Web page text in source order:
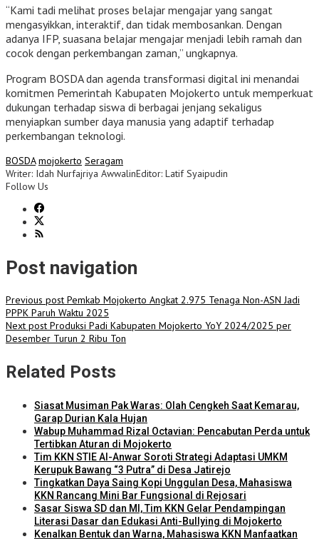
“Kami tadi melihat proses belajar mengajar yang sangat
mengasyikkan, interaktif, dan tidak membosankan. Dengan
adanya IFP, suasana belajar mengajar menjadi lebih ramah dan
cocok dengan perkembangan zaman,” ungkapnya.
Program BOSDA dan agenda transformasi digital ini menandai
komitmen Pemerintah Kabupaten Mojokerto untuk memperkuat
dukungan terhadap siswa di berbagai jenjang sekaligus
menyiapkan sumber daya manusia yang adaptif terhadap
perkembangan teknologi.
BOSDA mojokerto Seragam
Writer: Idah Nurfajriya AwwalinEditor: Latif Syaipudin
Follow Us
Post navigation
Previous post Pemkab Mojokerto Angkat 2.975 Tenaga Non-ASN Jadi
PPPK Paruh Waktu 2025
Next post Produksi Padi Kabupaten Mojokerto YoY 2024/2025 per
Desember Turun 2 Ribu Ton
Related Posts
Siasat Musiman Pak Waras: Olah Cengkeh Saat Kemarau,
Garap Durian Kala Hujan
Wabup Muhammad Rizal Octavian: Pencabutan Perda untuk
Tertibkan Aturan di Mojokerto
Tim KKN STIE Al-Anwar Soroti Strategi Adaptasi UMKM
Kerupuk Bawang “3 Putra” di Desa Jatirejo
Tingkatkan Daya Saing Kopi Unggulan Desa, Mahasiswa
KKN Rancang Mini Bar Fungsional di Rejosari
Sasar Siswa SD dan MI, Tim KKN Gelar Pendampingan
Literasi Dasar dan Edukasi Anti-Bullying di Mojokerto
Kenalkan Bentuk dan Warna, Mahasiswa KKN Manfaatkan